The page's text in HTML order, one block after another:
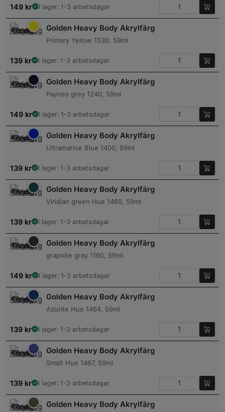
149 kr I lager: 1-3 arbetsdagar
Golden Heavy Body Akrylfärg
Primary Yellow 1530, 59ml
139 kr I lager: 1-3 arbetsdagar
Golden Heavy Body Akrylfärg
Paynes grey 1240, 59ml
149 kr I lager: 1-3 arbetsdagar
Golden Heavy Body Akrylfärg
Ultramarine Blue 1400, 59ml
139 kr I lager: 1-3 arbetsdagar
Golden Heavy Body Akrylfärg
Viridian green Hue 1469, 59ml
139 kr I lager: 1-3 arbetsdagar
Golden Heavy Body Akrylfärg
graphite gray 1160, 59ml
149 kr I lager: 1-3 arbetsdagar
Golden Heavy Body Akrylfärg
Azurite Hue 1464, 59ml
139 kr I lager: 1-3 arbetsdagar
Golden Heavy Body Akrylfärg
Smalt Hue 1467, 59ml
139 kr I lager: 1-3 arbetsdagar
Golden Heavy Body Akrylfärg